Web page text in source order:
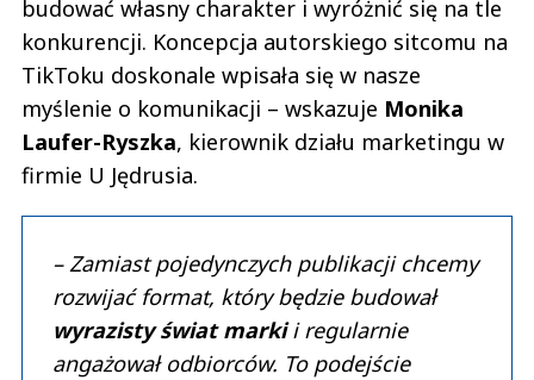
budować własny charakter i wyróżnić się na tle
konkurencji. Koncepcja autorskiego sitcomu na
TikToku doskonale wpisała się w nasze
myślenie o komunikacji – wskazuje Monika
Laufer-Ryszka, kierownik działu marketingu w
firmie U Jędrusia.
– Zamiast pojedynczych publikacji chcemy
rozwijać format, który będzie budował
wyrazisty świat markii regularnie
angażował odbiorców. To podejście